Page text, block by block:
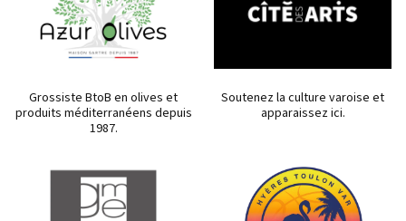
Grossiste BtoB en olives et
produits méditerranéens depuis
1987.
Soutenez la culture varoise et
apparaissez ici.